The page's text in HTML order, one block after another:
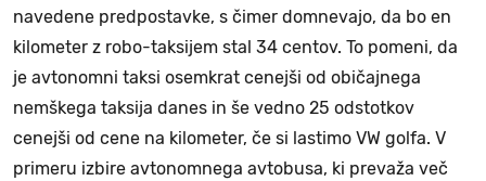
navedene predpostavke, s čimer domnevajo, da bo en
kilometer z robo-taksijem stal 34 centov. To pomeni, da
je avtonomni taksi osemkrat cenejši od običajnega
nemškega taksija danes in še vedno 25 odstotkov
cenejši od cene na kilometer, če si lastimo VW golfa. V
primeru izbire avtonomnega avtobusa, ki prevaža več